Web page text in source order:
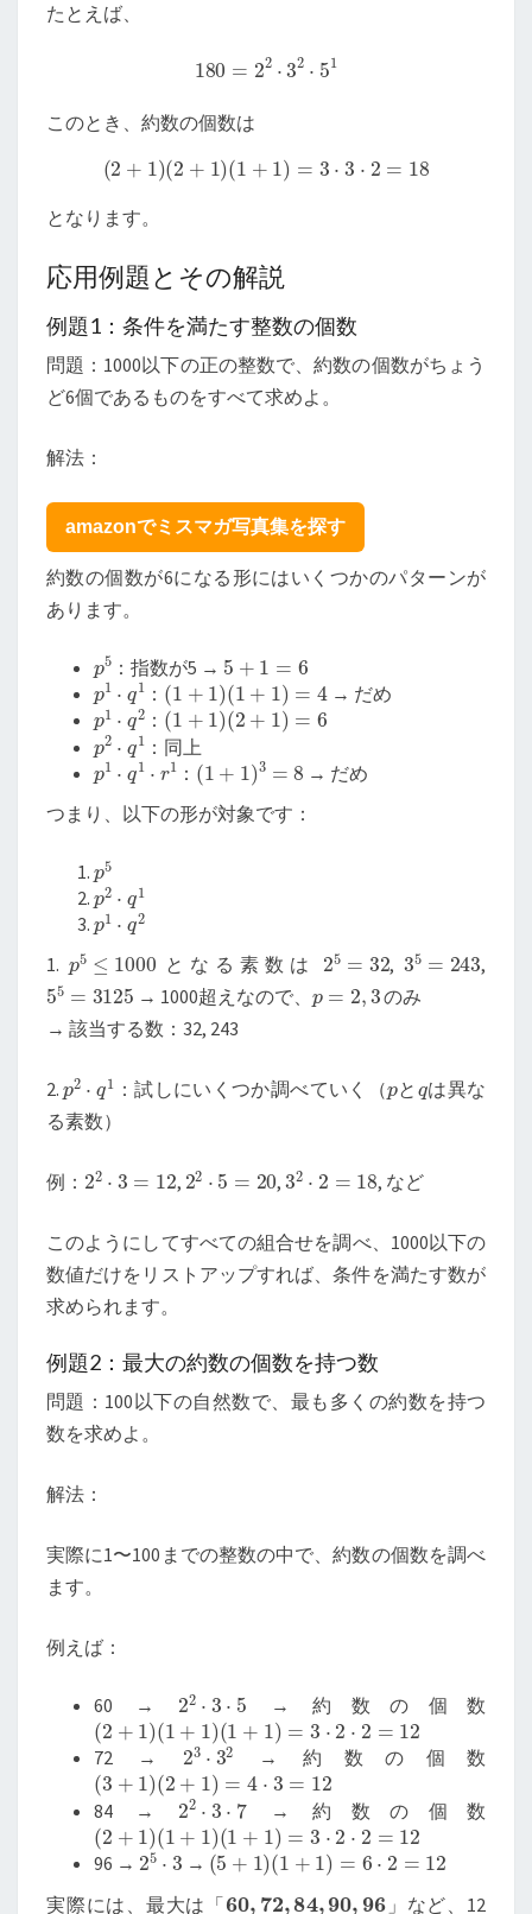
たとえば、
180 22⋅ 32⋅ 1
このとき、約数の個数は
(2+1 )( 2+1) 1+ 1) =3 3 2= 18
となります。
応用例題とその解説
例題1：条件を満たす整数の個数
問題：1000以下の正の整数で、約数の個数がちょう
ど6個であるものをすべて求めよ。
解法：
amazonでミスマガ写真集を探す
約数の個数が6になる形にはいくつかのパターンが
あります。
5 ：指数が5 → 5 =
p1 ⋅ q1： (1+1 )(1+1 =4 → だめ
p1 q2： (1+ 1 )(2+1 = 6
p2 q1：同上
p1 q1 r 1 ： (1 )3=8
→ だめ
つまり、以下の形が対象です：
5
p2
1
p1 q2
1. 5 1000 となる素数は 25 32 ,35 243 ,
55 3125 → 1000超えなので、 3
のみ
→ 該当する数：32, 243
2. p2 1 ：試しにいくつか調べていく（ と は異な
る素数）
例： 22 3= , 22 5= ,32 2= 18 , など
このようにしてすべての組合せを調べ、1000以下の
数値だけをリストアップすれば、条件を満たす数が
求められます。
例題2：最大の約数の個数を持つ数
問題：100以下の自然数で、最も多くの約数を持つ
数を求めよ。
解法：
実際に1〜100までの整数の中で、約数の個数を調べ
ます。
例えば：
60 → 22 3⋅ → 約数の個数
(2+ )(1 +1 )( 1+1)= 2⋅2 12
72 → 23⋅32 → 約数の個数
(3+ )(2 +1 )= 4⋅3 12
84 → 22 ⋅3⋅ → 約数の個数
(2+ )(1 +1 )( 1+1)= 2⋅2 12
96 → 25⋅3 → (5+ )(1+1 =6⋅ 2= 12
実際には、最大は「 60, 72,84,90 ,96 」など、12